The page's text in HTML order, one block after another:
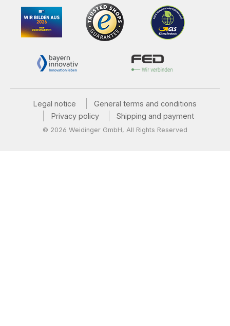
Legal notice
General terms and conditions
Privacy policy
Shipping and payment
© 2026 Weidinger GmbH, All Rights Reserved